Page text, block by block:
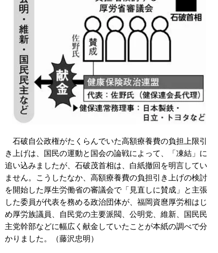
石破自公政権がたくらんでいた高額療養費の負担上限引
き上げは、国民の運動と国会の論戦によって、「凍結」に
追い込みましたが、石破茂首相は、白紙撤回を明言してい
ません。こうしたなか、高額療養費の負担引き上げの検討
を開始した厚生労働省の審議会で「見直しに賛成」と主張
した委員が代表を務める政治団体が、福岡資麿厚労相はじ
め厚労族議員、自民党の主要派閥、公明党、維新、国民民
主党幹部などに幅広く献金していたことが本紙の調べで分
かりました。（藤沢忠明）